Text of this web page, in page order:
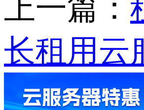
上一篇：
长租用云